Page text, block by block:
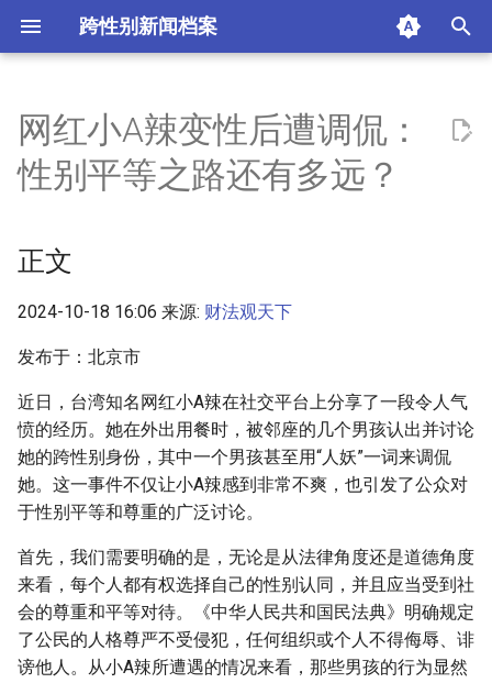
跨性别新闻档案
n
a
l
i
i
n
g
s
e
r
正文
附加信息 [Processed Page
网红小A辣变性后遭调侃：
性别平等之路还有多远？
正文
2024-10-18 16:06 来源: 财法观天下
发布于：北京市
近日，台湾知名网红小A辣在社交平台上分享了一段令人气
愤的经历。她在外出用餐时，被邻座的几个男孩认出并讨论
她的跨性别身份，其中一个男孩甚至用“人妖”一词来调侃
她。这一事件不仅让小A辣感到非常不爽，也引发了公众对
于性别平等和尊重的广泛讨论。
首先，我们需要明确的是，无论是从法律角度还是道德角度
来看，每个人都有权选择自己的性别认同，并且应当受到社
会的尊重和平等对待。《中华人民共和国民法典》明确规定
了公民的人格尊严不受侵犯，任何组织或个人不得侮辱、诽
谤他人。从小A辣所遭遇的情况来看，那些男孩的行为显然